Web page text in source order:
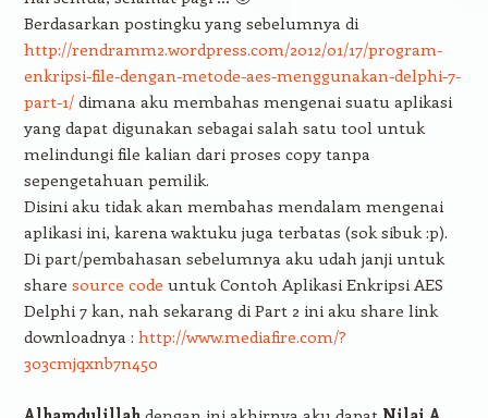
Berdasarkan postingku yang sebelumnya di
http://rendramm2.wordpress.com/2012/01/17/program-
enkripsi-file-dengan-metode-aes-menggunakan-delphi-7-
part-1/dimana aku membahas mengenai suatu aplikasi
yang dapat digunakan sebagai salah satu tool untuk
melindungi file kalian dari proses copy tanpa
sepengetahuan pemilik.
Disini aku tidak akan membahas mendalam mengenai
aplikasi ini, karena waktuku juga terbatas (sok sibuk :p).
Di part/pembahasan sebelumnya aku udah janji untuk
share source code untuk Contoh Aplikasi Enkripsi AES
Delphi 7 kan, nah sekarang di Part 2 ini aku share link
downloadnya : http://www.mediafire.com/?
303cmjqxnb7n450